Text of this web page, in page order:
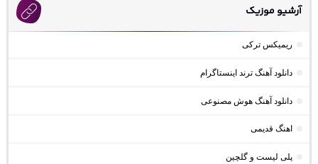
آرشیو موزیک
ریمیکس ترکی
دانلود آهنگ ترند اینستاگرام
دانلود آهنگ هوش مصنوعی
اهنگ قدیمی
پلی لیست و گلچین